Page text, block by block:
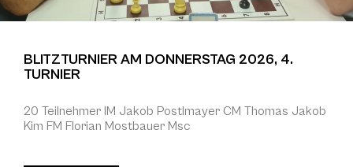
BLITZTURNIER AM DONNERSTAG 2026, 4.
TURNIER
20 Teilnehmer IM Jakob Postlmayer CM Thomas Jakob
Kim FM Florian Mostbauer Msc